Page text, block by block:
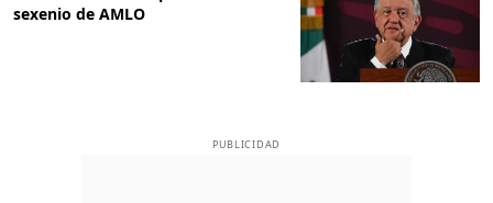
sexenio de AMLO
PUBLICIDAD